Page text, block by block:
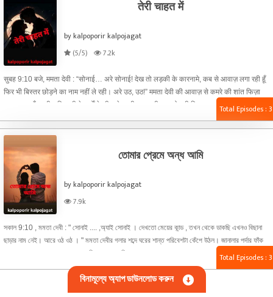
तेरी चाहत में
by kalpoporir kalpojagat
(5/5)
7.2k
सुबह 9:10 बजे, ममता देवी : “सोनाई… अरे सोनाई! देख तो लड़की के कारनामे, कब से आवाज़ लगा रही हूँ
फिर भी बिस्तर छोड़ने का नाम नहीं ले रही। अरे उठ, उठ!” ममता देवी की आवाज़ से कमरे की शांत फिज़ा
हल्का सा काँप उठी। खिड़की के पर्दों के बीच से आती सूरज की नरम रोशनी बिस्तर पर पड़ रही थी, लेकिन
ना, तब मुझे दोष मत देना!”
Total Episodes : 3
তোমার প্রেমে অন্ধ আমি
by kalpoporir kalpojagat
7.9k
সকাল 9:10 , মমতা দেবী : " সোনাই .... ,অ্যাই সোনাই । দেখতো মেয়ের কান্ড , তখন থেকে ডাকছি এখনও বিছানা
ছাড়ার নাম নেই। আরে ওঠ ওঠ । " মমতা দেবীর গলার শব্দে ঘরের শান্ত পরিবেশটা কেঁপে উঠল। জানালার পর্দার ফাঁক
গলে রোদের নরম আলো এসে পড়েছে বিছানার ওপর, কিন্তু তাতেও ঘুমকাতুরে মেয়ের কোনো হেলদোল নেই। তিনি
আবার বললেন, “এরপর কলেজে দেরি হলে কিন্তু আমাকেই দোষ দিবি! ওঠ বলছি!” বিছানার ওপর গোল হয়ে শুয়ে থাকা
মেয়েটা বিরক্ত মুখে চোখ খুলল। এলোমেলো চুলগুলো মুখের ওপর এসে পড়েছে। আধখোলা চোখে মায়ের দিকে
Total Episodes : 3
বিনামূল্যে অ্যাপ ডাউনলোড করুন